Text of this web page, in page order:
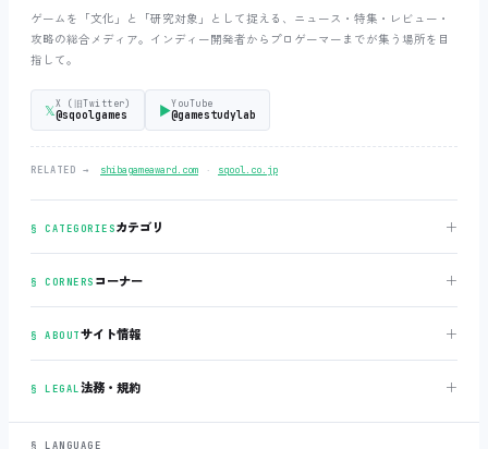
ゲームを「文化」と「研究対象」として捉える、ニュース・特集・レビュー・
攻略の総合メディア。インディー開発者からプロゲーマーまでが集う場所を目
指して。
𝕏X (旧Twitter)
@sqoolgames ▶YouTube
@gamestudylab
RELATED → shibagameaward.com ‧ sqool.co.jp
§ CATEGORIESカテゴリ ＋
§ CORNERS コーナー ＋
§ ABOUTサイト情報 ＋
§ LEGAL法務・規約 ＋
§ LANGUAGE